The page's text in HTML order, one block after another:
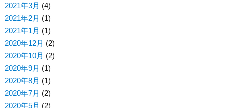
2021年3月 (4)
2021年2月 (1)
2021年1月 (1)
2020年12月 (2)
2020年10月 (2)
2020年9月 (1)
2020年8月 (1)
2020年7月 (2)
2020年5月 (2)